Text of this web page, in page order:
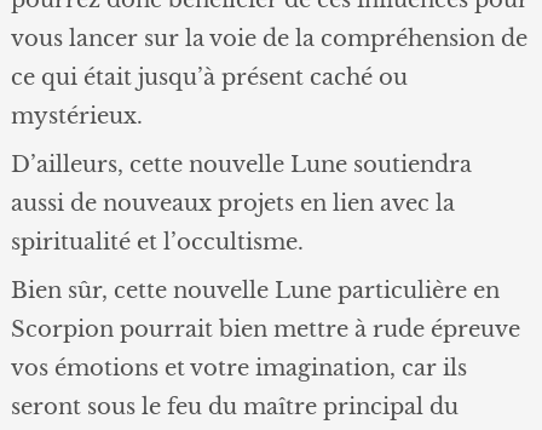
vous lancer sur la voie de la compréhension de
ce qui était jusqu’à présent caché ou
mystérieux.
D’ailleurs, cette nouvelle Lune soutiendra
aussi de nouveaux projets en lien avec la
spiritualité et l’occultisme.
Bien sûr, cette nouvelle Lune particulière en
Scorpion pourrait bien mettre à rude épreuve
vos émotions et votre imagination, car ils
seront sous le feu du maître principal du